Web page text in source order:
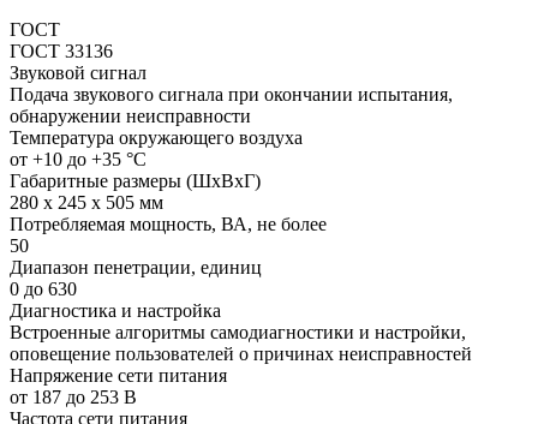
ГОСТ
ГОСТ 33136
Звуковой сигнал
Подача звукового сигнала при окончании испытания,
обнаружении неисправности
Температура окружающего воздуха
от +10 до +35 °C
Габаритные размеры (ШхВхГ)
280 х 245 х 505 мм
Потребляемая мощность, ВА, не более
50
Диапазон пенетрации, единиц
0 до 630
Диагностика и настройка
Встроенные алгоритмы самодиагностики и настройки,
оповещение пользователей о причинах неисправностей
Напряжение сети питания
от 187 до 253 В
Частота сети питания